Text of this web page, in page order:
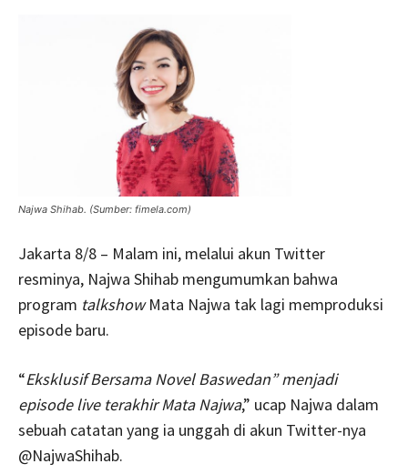
Najwa Shihab. (Sumber: fimela.com)
Jakarta 8/8 – Malam ini, melalui akun Twitter
resminya, Najwa Shihab mengumumkan bahwa
program talkshowMata Najwa tak lagi memproduksi
episode baru.
“Eksklusif Bersama Novel Baswedan” menjadi
episode live terakhir Mata Najwa,” ucap Najwa dalam
sebuah catatan yang ia unggah di akun Twitter-nya
@NajwaShihab.